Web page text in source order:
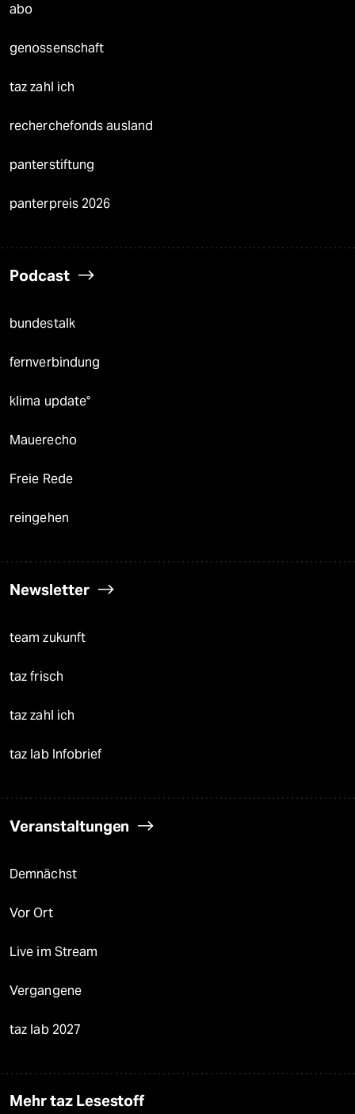
abo
genossenschaft
taz zahl ich
recherchefonds ausland
panterstiftung
panterpreis 2026
Podcast
bundestalk
fernverbindung
klima update°
Mauerecho
Freie Rede
reingehen
Newsletter
team zukunft
taz frisch
taz zahl ich
taz lab Infobrief
Veranstaltungen
Demnächst
Vor Ort
Live im Stream
Vergangene
taz lab 2027
Mehr taz Lesestoff